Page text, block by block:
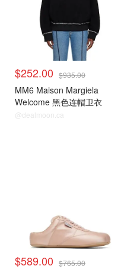
$252.00 $935.00
MM6 Maison Margiela
Welcome 黑色连帽卫衣
@dealmoon.ca
$589.00 $765.00